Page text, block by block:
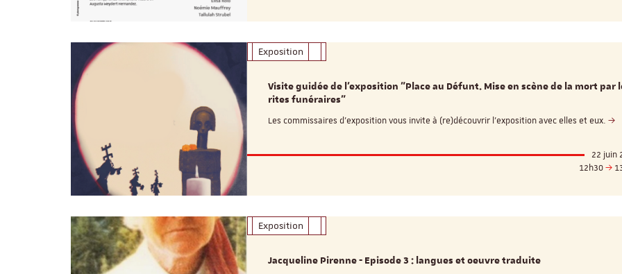
Exposition
Visite guidée de l'exposition "Place au Défunt. Mise en scène de la mort par
rites funéraires"
Les commissaires d'exposition vous invite à (re)découvrir l'exposition avec elles et eux.
22 juin
12h30
Exposition
Jacqueline Pirenne - Episode 3 : langues et oeuvre traduite
ReligiS Financement
Soutien à la publication
Date limite de